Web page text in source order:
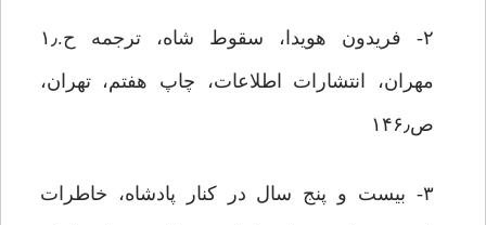
۲- فریدون هویدا، سقوط شاه، ترجمه ح.۱٫
مهران، انتشارات اطلاعات، چاپ هفتم، تهران،
ص۱۴۶٫
۳- بیست و پنج سال در کنار پادشاه، خاطرات